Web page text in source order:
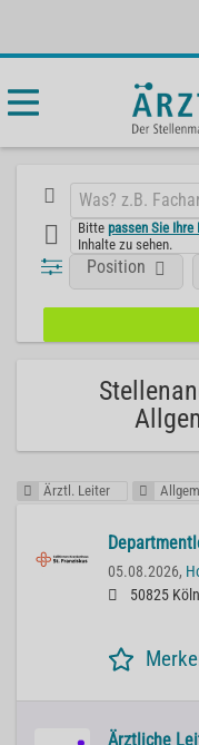
Bittepassen Sie Ihre
Inhalte zu sehen.
Position
Ärztl. Leiter
05.08.2026,
50825 Köln
Ärztliche